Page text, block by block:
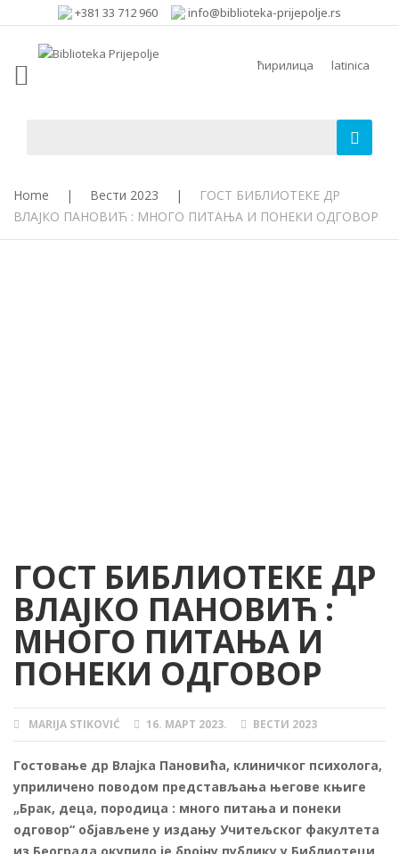
+381 33 712 960 info@biblioteka-prijepolje.rs
ћирилица latinica
Home | Вести 2023 |
ГОСТ БИБЛИОТЕКЕ ДР
ВЛАЈКО ПАНОВИЋ : МНОГО ПИТАЊА И ПОНЕКИ ОДГОВОР
ГОСТ БИБЛИОТЕКЕ ДР
ВЛАЈКО ПАНОВИЋ :
МНОГО ПИТАЊА И
ПОНЕКИ ОДГОВОР
AUTHOR
MARIJA STIKOVIĆ
POSTED
ON
16. МАРТ 2023. CATEGORIES
ВЕСТИ 2023
Гостовање др Влајка Пановића, клиничког психолога,
уприличено поводом представљања његове књиге
„Брак, деца, породица : много питања и понеки
одговор“ објављене у издању Учитељског факултета
из Београда окупило је бројну публику у Библиотеци